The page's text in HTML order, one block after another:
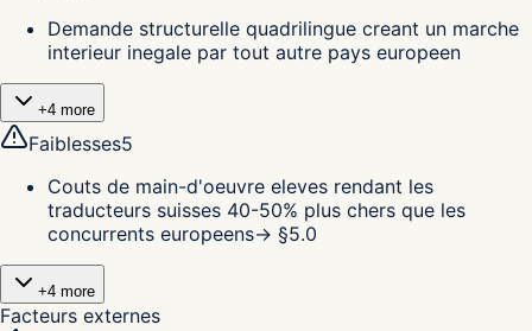
Demande structurelle quadrilingue creant un marche
interieur inegale par tout autre pays europeen
+4 more
Faiblesses5
Couts de main-d'oeuvre eleves rendant les
traducteurs suisses 40-50% plus chers que les
concurrents europeens→ §5.0
+4 more
Facteurs externes